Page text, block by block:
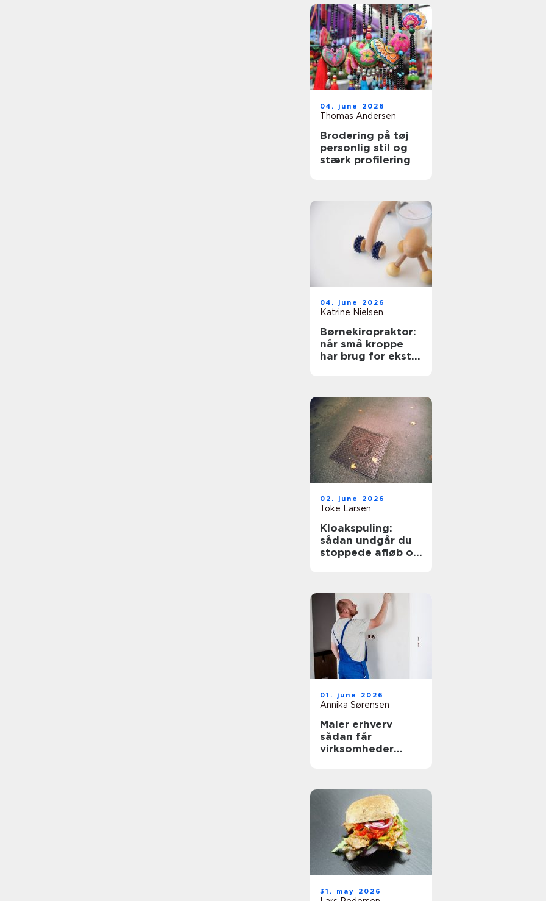
04. june 2026
Thomas Andersen
Brodering på tøj
personlig stil og
stærk profilering
04. june 2026
Katrine Nielsen
Børnekiropraktor:
når små kroppe
har brug for ekstra
02. june 2026
Toke Larsen
Kloakspuling:
sådan undgår du
stoppede afløb og
01. june 2026
Annika Sørensen
Maler erhverv
sådan får
virksomheder
31. may 2026